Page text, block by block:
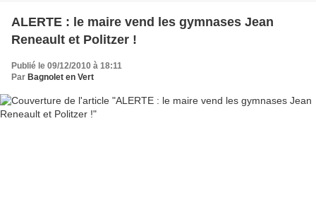
ALERTE : le maire vend les gymnases Jean
Reneault et Politzer !
Publié le 09/12/2010 à 18:11
Par Bagnolet en Vert